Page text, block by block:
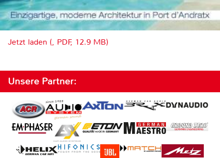
Jetzt laden (, PDF, 12.9 MB)
Unsere Partner: